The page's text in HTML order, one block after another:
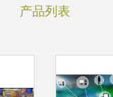
产品列表